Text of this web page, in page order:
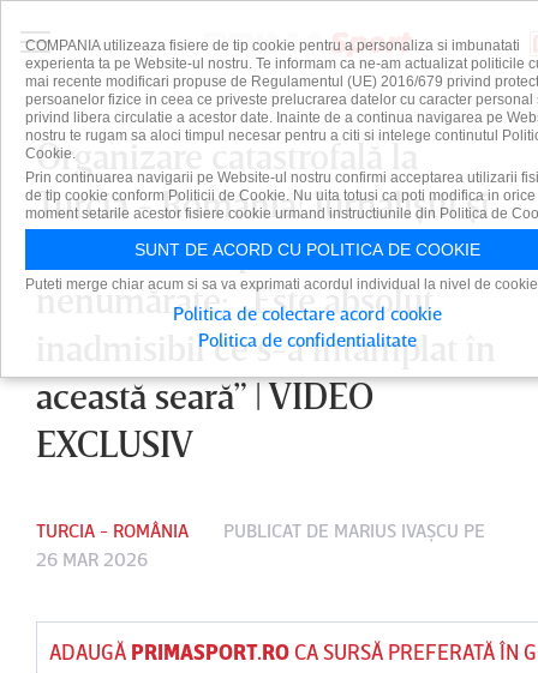
Organizare catastrofală la
Turcia - România! Jurnaliştii şi
fanii români, probleme
nenumărate: „Este absolut
inadmisibil ce s-a întâmplat în
această seară” | VIDEO
EXCLUSIV
TURCIA - ROMÂNIA PUBLICAT DE MARIUS IVAŞCU PE
26 MAR 2026
ADAUGĂ PRIMASPORT.ROCA SURSĂ PREFERATĂ ÎN
COMPANIA utilizeaza fisiere de tip cookie pentru a personaliza si imbunatati
experienta ta pe Website-ul nostru. Te informam ca ne-am actualizat politicile
mai recente modificari propuse de Regulamentul (UE) 2016/679 privind
persoanelor fizice in ceea ce priveste prelucrarea datelor cu caracter personal
privind libera circulatie a acestor date. Inainte de a continua navigarea pe
nostru te rugam sa aloci timpul necesar pentru a citi si intelege continutul
Cookie.
Prin continuarea navigarii pe Website-ul nostru confirmi acceptarea utilizarii
de tip cookie conform Politicii de Cookie. Nu uita totusi ca poti modifica in orice
moment setarile acestor fisiere cookie urmand instructiunile din Politica de
SUNT DE ACORD CU POLITICA DE COOKIE
Puteti merge chiar acum si sa va exprimati acordul individual la nivel de
Politica de colectare acord cookie
Politica de confidentialitate